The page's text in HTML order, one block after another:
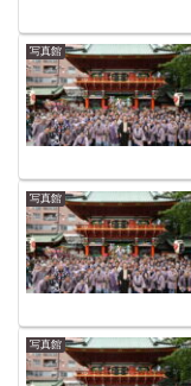
写真館
写真館
写真館